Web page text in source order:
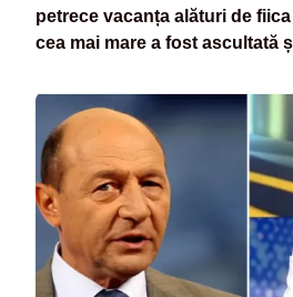
petrece vacanța alături de
cea mai mare a fost ascultată